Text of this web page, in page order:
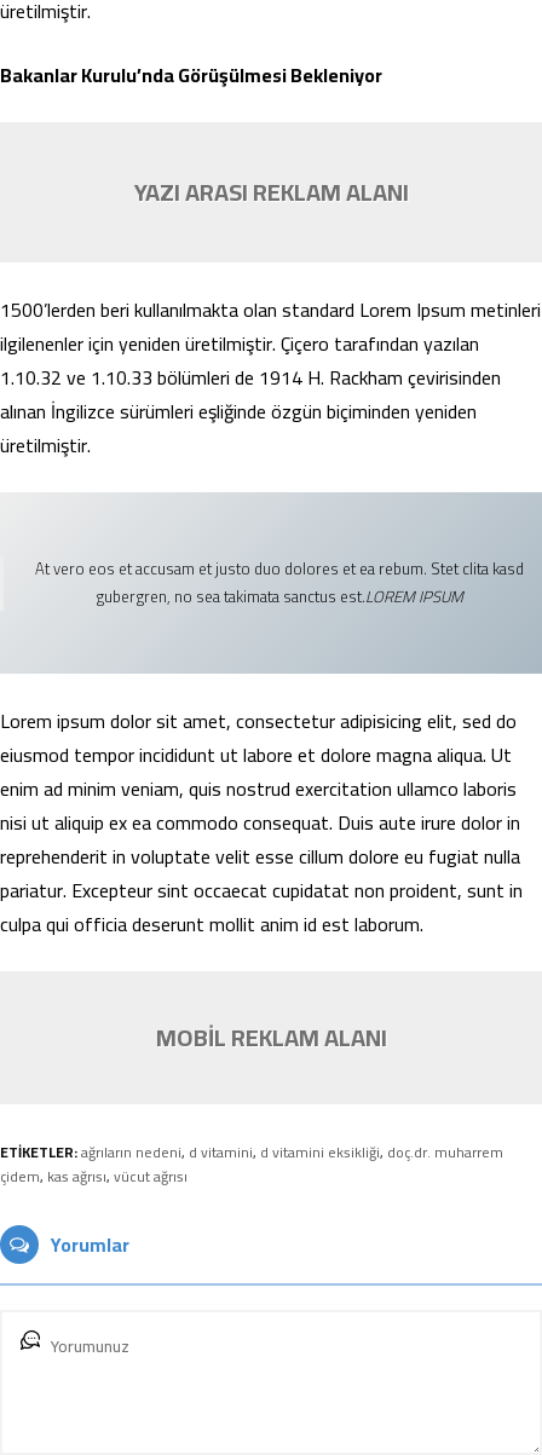
üretilmiştir.
Bakanlar Kurulu’nda Görüşülmesi Bekleniyor
YAZI ARASI REKLAM ALANI
1500’lerden beri kullanılmakta olan standard Lorem Ipsum metinleri
ilgilenenler için yeniden üretilmiştir. Çiçero tarafından yazılan
1.10.32 ve 1.10.33 bölümleri de 1914 H. Rackham çevirisinden
alınan İngilizce sürümleri eşliğinde özgün biçiminden yeniden
üretilmiştir.
At vero eos et accusam et justo duo dolores et ea rebum. Stet clita kasd
gubergren, no sea takimata sanctus est.LOREM IPSUM
Lorem ipsum dolor sit amet, consectetur adipisicing elit, sed do
eiusmod tempor incididunt ut labore et dolore magna aliqua. Ut
enim ad minim veniam, quis nostrud exercitation ullamco laboris
nisi ut aliquip ex ea commodo consequat. Duis aute irure dolor in
reprehenderit in voluptate velit esse cillum dolore eu fugiat nulla
pariatur. Excepteur sint occaecat cupidatat non proident, sunt in
culpa qui officia deserunt mollit anim id est laborum.
MOBİL REKLAM ALANI
ETİKETLER:ağrıların nedeni, d vitamini, d vitamini eksikliği, doç.dr. muharrem
çidem, kas ağrısı,vücut ağrısı
Yorumlar